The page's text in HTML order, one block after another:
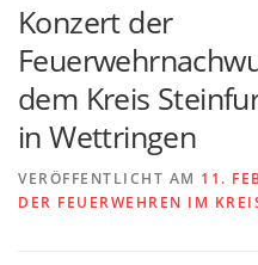
VORSTAND ALLE
INTERNER BEREICH
Konzert der
dem Kreis
in Wettringen
VERÖFFENTLICHT AM 11.
DER FEUERWEHREN IM